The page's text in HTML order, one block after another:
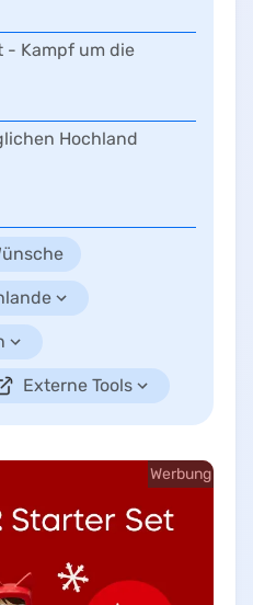
- Kampf um die
Hochland
Externe Tools
Werbung